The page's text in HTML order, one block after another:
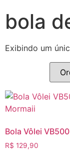
bola
Exibindo um
Bola Vôlei
R$ 129,90